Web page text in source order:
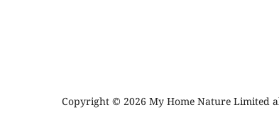
Copyright © 2026 My Home Nature Limited